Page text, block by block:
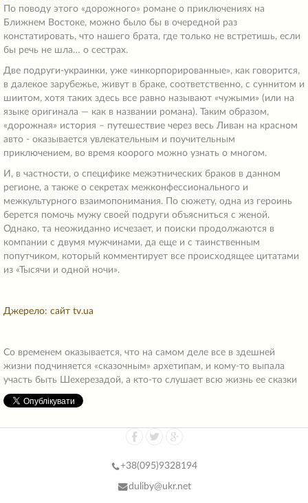
По поводу этого «дорожного» романе о приключениях на
Ближнем Востоке, можно было бы в очередной раз
констатировать, что нашего брата, где только не встретишь, если
бы речь не шла… о сестрах.
Две подруги-украинки, уже «инкорпорированные», как говорится,
в далекое зарубежье, живут в браке, соответственно, с суннитом и
шиитом, хотя таких здесь все равно называют «чужыми» (или на
языке оригинала — как в названии романа). Таким образом,
«дорожная» история – путешествие через весь Ливан на красном
авто - оказывается увлекательным и поучительным
приключением, во время коорого можно узнать о многом.
И, в частности, о специфике межэтнических браков в данном
регионе, а также о секретах межконфессионального и
межкультурного взаимопонимания. По сюжету, одна из героинь
берется помочь мужу своей подруги объясниться с женой.
Однако, та неожиданно исчезает, и поиски продолжаются в
компании с двумя мужчинами, да еще и с таинственным
попутчиком, который комментирует все происходящее цитатами
из «Тысячи и одной ночи».
Джерело: сайт tv.ua
Со временем оказывается, что на самом деле все в здешней
жизни подчиняется «сказочным» архетипам, и кому-то выпала
участь быть Шехерезадой, а кто-то слушает всю жизнь ее сказки
+38(095)9328194
duliby@ukr.net